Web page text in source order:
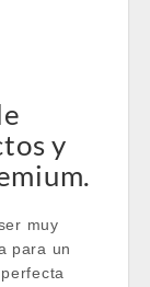
y
muy
para un